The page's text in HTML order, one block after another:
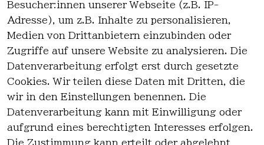
Besucher:innen unserer Webseite (z.B. IP-
Adresse), um z.B. Inhalte zu personalisieren,
Medien von Drittanbietern einzubinden oder
Zugriffe auf unsere Website zu analysieren. Die
Datenverarbeitung erfolgt erst durch gesetzte
Cookies. Wir teilen diese Daten mit Dritten, die
wir in den Einstellungen benennen. Die
Datenverarbeitung kann mit Einwilligung oder
aufgrund eines berechtigten Interesses erfolgen.
Die Zustimmung kann erteilt oder abgelehnt
es
AGB
Kontakt
Kontakt
Registrieren